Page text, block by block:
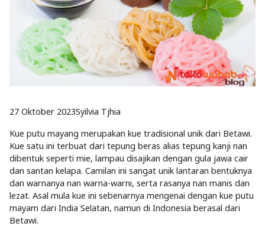
27 Oktober 2023Syilvia Tjhia
Kue putu mayang merupakan kue tradisional unik dari Betawi.
Kue satu ini terbuat dari tepung beras alias tepung kanji nan
dibentuk seperti mie, lampau disajikan dengan gula jawa cair
dan santan kelapa. Camilan ini sangat unik lantaran bentuknya
dan warnanya nan warna-warni, serta rasanya nan manis dan
lezat. Asal mula kue ini sebenarnya mengenai dengan kue putu
mayam dari India Selatan, namun di Indonesia berasal dari
Betawi.